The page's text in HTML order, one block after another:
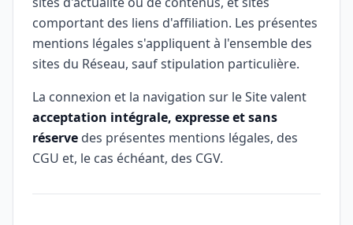
comportant des liens d'affiliation. Les présentes
mentions légales s'appliquent à l'ensemble des
sites du Réseau, sauf stipulation particulière.
La connexion et la navigation sur le Site valent
acceptation intégrale, expresse et sans
réserve des présentes mentions légales, des
CGU et, le cas échéant, des CGV.